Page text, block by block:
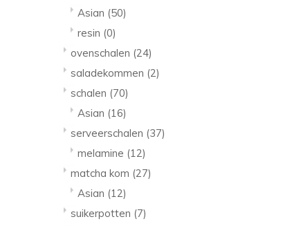
Asian (50)
resin (0)
ovenschalen (24)
saladekommen (2)
schalen (70)
Asian (16)
serveerschalen (37)
melamine (12)
matcha kom (27)
Asian (12)
suikerpotten (7)